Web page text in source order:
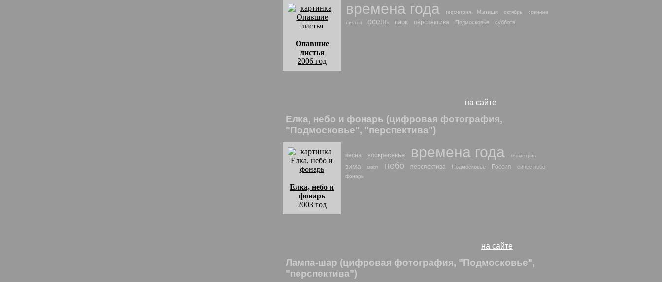
Опавшие
листья
2006 год
времена года геометрия Мытищи октябрь
осенние
листья
осень парк перспектива Подмосковье суббота
на сайте
Елка, небо и фонарь (цифровая фотография,
"Подмосковье", "перспектива")
Елка, небо и
фонарь
2003 год
весна воскресенье времена года геометрия
зима март небо перспектива Подмосковье Россия синее небо
фонарь
на сайте
Лампа-шар (цифровая фотография, "Подмосковье",
"перспектива")